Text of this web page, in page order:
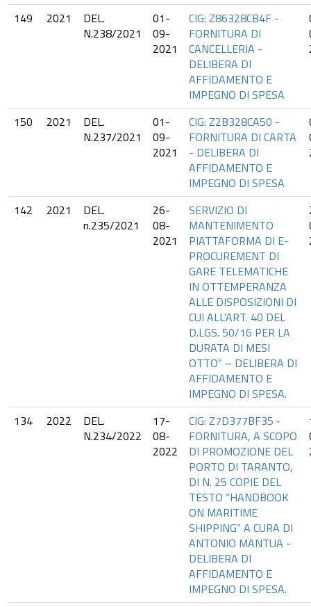
149 2021
DEL.
N.238/2021
01-
09-
2021
CIG: Z86328CB4F -
FORNITURA DI
CANCELLERIA -
DELIBERA DI
AFFIDAMENTO E
IMPEGNO DI SPESA
150 2021
DEL.
N.237/2021
01-
09-
2021
CIG: Z2B328CA50 -
FORNITURA DI CARTA
- DELIBERA DI
AFFIDAMENTO E
IMPEGNO DI SPESA
142 2021
DEL.
n.235/2021
26-
08-
2021
SERVIZIO DI
MANTENIMENTO
PIATTAFORMA DI E-
PROCUREMENT DI
GARE TELEMATICHE
IN OTTEMPERANZA
ALLE DISPOSIZIONI DI
CUI ALL'ART. 40 DEL
D.LGS. 50/16 PER LA
DURATA DI MESI
OTTO” – DELIBERA DI
AFFIDAMENTO E
IMPEGNO DI SPESA.
134 2022
DEL.
N.234/2022
17-
08-
2022
CIG: Z7D377BF35 ‐
FORNITURA, A SCOPO
DI PROMOZIONE DEL
PORTO DI TARANTO,
DI N. 25 COPIE DEL
TESTO “HANDBOOK
ON MARITIME
SHIPPING” A CURA DI
ANTONIO MANTUA -
DELIBERA DI
AFFIDAMENTO E
IMPEGNO DI SPESA.